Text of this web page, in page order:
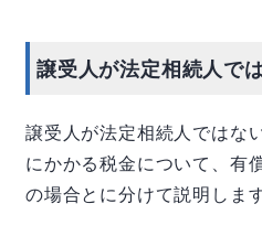
譲受人が法定相続人で
譲受人が法定相続人ではな
にかかる税金について、有
の場合とに分けて説明します